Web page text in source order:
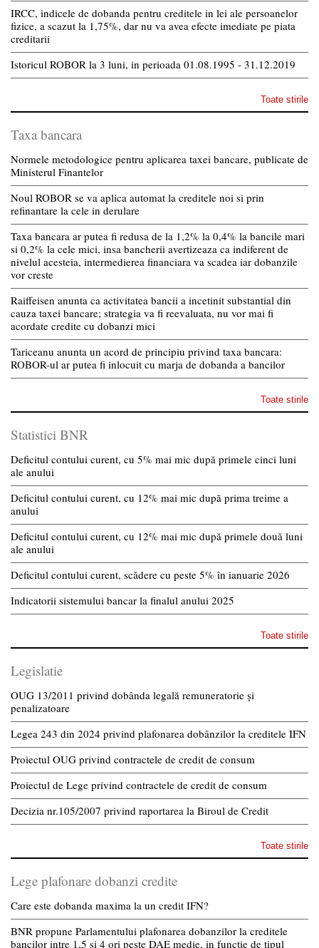
IRCC, indicele de dobanda pentru creditele in lei ale persoanelor
fizice, a scazut la 1,75%, dar nu va avea efecte imediate pe piata
creditarii
Istoricul ROBOR la 3 luni, in perioada 01.08.1995 - 31.12.2019
Toate stirile
Taxa bancara
Normele metodologice pentru aplicarea taxei bancare, publicate de
Ministerul Finantelor
Noul ROBOR se va aplica automat la creditele noi si prin
refinantare la cele in derulare
Taxa bancara ar putea fi redusa de la 1,2% la 0,4% la bancile mari
si 0,2% la cele mici, insa bancherii avertizeaza ca indiferent de
nivelul acesteia, intermedierea financiara va scadea iar dobanzile
vor creste
Raiffeisen anunta ca activitatea bancii a incetinit substantial din
cauza taxei bancare; strategia va fi reevaluata, nu vor mai fi
acordate credite cu dobanzi mici
Tariceanu anunta un acord de principiu privind taxa bancara:
ROBOR-ul ar putea fi inlocuit cu marja de dobanda a bancilor
Toate stirile
Statistici BNR
Deficitul contului curent, cu 5% mai mic după primele cinci luni
ale anului
Deficitul contului curent, cu 12% mai mic după prima treime a
anului
Deficitul contului curent, cu 12% mai mic după primele două luni
ale anului
Deficitul contului curent, scădere cu peste 5% în ianuarie 2026
Indicatorii sistemului bancar la finalul anului 2025
Toate stirile
Legislatie
OUG 13/2011 privind dobânda legală remuneratorie și
penalizatoare
Legea 243 din 2024 privind plafonarea dobânzilor la creditele IFN
Proiectul OUG privind contractele de credit de consum
Proiectul de Lege privind contractele de credit de consum
Decizia nr.105/2007 privind raportarea la Biroul de Credit
Toate stirile
Lege plafonare dobanzi credite
Care este dobanda maxima la un credit IFN?
BNR propune Parlamentului plafonarea dobanzilor la creditele
bancilor intre 1,5 si 4 ori peste DAE medie, in functie de tipul